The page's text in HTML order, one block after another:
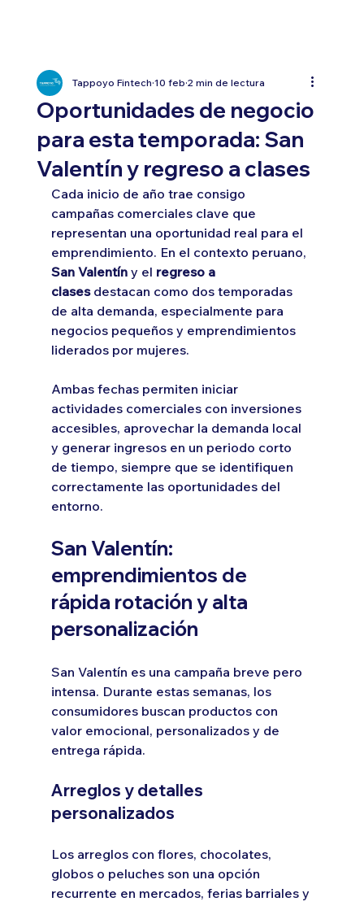
Oportunidades de negocio
para esta temporada: San
Valentín y regreso a clases
Tappoyo Fintech 10 feb 2 min de lectura
Cada inicio de año trae consigo
campañas comerciales clave que
representan una oportunidad real para el
emprendimiento. En el contexto peruano,
San Valentín y el regreso a
clases destacan como dos temporadas
de alta demanda, especialmente para
negocios pequeños y emprendimientos
liderados por mujeres.
Ambas fechas permiten iniciar
actividades comerciales con inversiones
accesibles, aprovechar la demanda local
y generar ingresos en un periodo corto
de tiempo, siempre que se identifiquen
correctamente las oportunidades del
entorno.
San Valentín:
emprendimientos de
rápida rotación y alta
personalización
San Valentín es una campaña breve pero
intensa. Durante estas semanas, los
consumidores buscan productos con
valor emocional, personalizados y de
entrega rápida.
Arreglos y detalles
personalizados
Los arreglos con flores, chocolates,
globos o peluches son una opción
recurrente en mercados, ferias barriales y